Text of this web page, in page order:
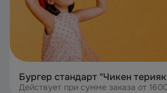
Бургер стандарт "Чикен
Действует при сумме заказа от